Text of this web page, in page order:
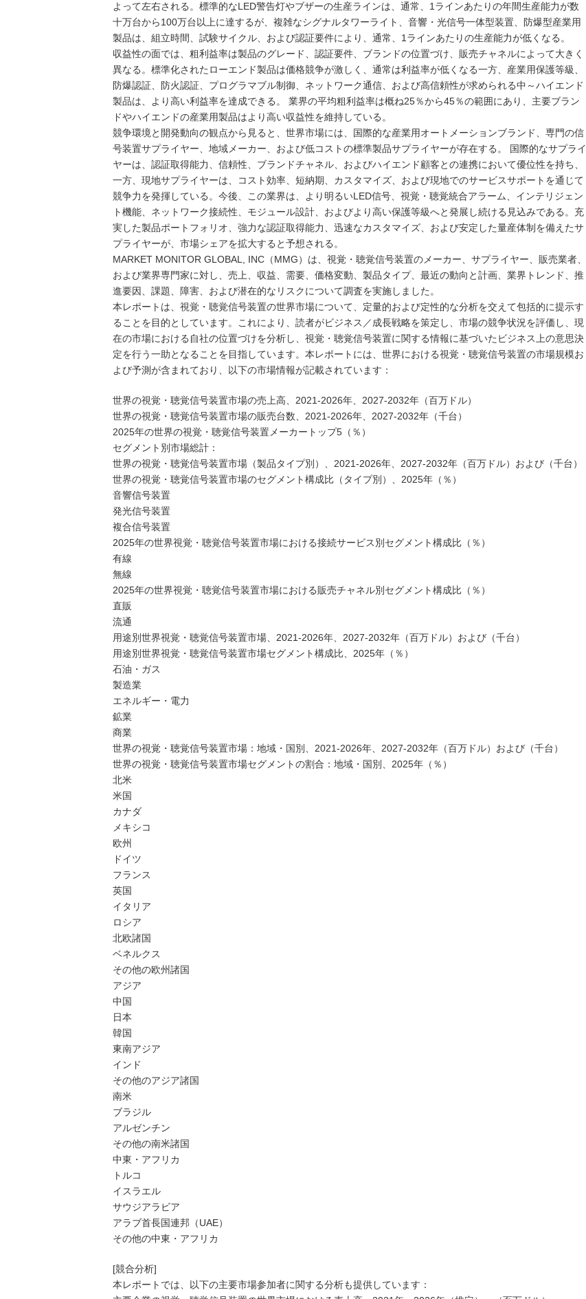
よって左右される。標準的なLED警告灯やブザーの生産ラインは、通常、1ラインあたりの年間生産能力が数
十万台から100万台以上に達するが、複雑なシグナルタワーライト、音響・光信号一体型装置、防爆型産業用
製品は、組立時間、試験サイクル、および認証要件により、通常、1ラインあたりの生産能力が低くなる。
収益性の面では、粗利益率は製品のグレード、認証要件、ブランドの位置づけ、販売チャネルによって大きく
異なる。標準化されたローエンド製品は価格競争が激しく、通常は利益率が低くなる一方、産業用保護等級、
防爆認証、防火認証、プログラマブル制御、ネットワーク通信、および高信頼性が求められる中～ハイエンド
製品は、より高い利益率を達成できる。 業界の平均粗利益率は概ね25％から45％の範囲にあり、主要ブラン
ドやハイエンドの産業用製品はより高い収益性を維持している。
競争環境と開発動向の観点から見ると、世界市場には、国際的な産業用オートメーションブランド、専門の信
号装置サプライヤー、地域メーカー、および低コストの標準製品サプライヤーが存在する。 国際的なサプライ
ヤーは、認証取得能力、信頼性、ブランドチャネル、およびハイエンド顧客との連携において優位性を持ち、
一方、現地サプライヤーは、コスト効率、短納期、カスタマイズ、および現地でのサービスサポートを通じて
競争力を発揮している。今後、この業界は、より明るいLED信号、視覚・聴覚統合アラーム、インテリジェン
ト機能、ネットワーク接続性、モジュール設計、およびより高い保護等級へと発展し続ける見込みである。充
実した製品ポートフォリオ、強力な認証取得能力、迅速なカスタマイズ、および安定した量産体制を備えたサ
プライヤーが、市場シェアを拡大すると予想される。
MARKET MONITOR GLOBAL, INC（MMG）は、視覚・聴覚信号装置のメーカー、サプライヤー、販売業者、
および業界専門家に対し、売上、収益、需要、価格変動、製品タイプ、最近の動向と計画、業界トレンド、推
進要因、課題、障害、および潜在的なリスクについて調査を実施しました。
本レポートは、視覚・聴覚信号装置の世界市場について、定量的および定性的な分析を交えて包括的に提示す
ることを目的としています。これにより、読者がビジネス／成長戦略を策定し、市場の競争状況を評価し、現
在の市場における自社の位置づけを分析し、視覚・聴覚信号装置に関する情報に基づいたビジネス上の意思決
定を行う一助となることを目指しています。本レポートには、世界における視覚・聴覚信号装置の市場規模お
よび予測が含まれており、以下の市場情報が記載されています：
世界の視覚・聴覚信号装置市場の売上高、2021-2026年、2027-2032年（百万ドル）
世界の視覚・聴覚信号装置市場の販売台数、2021-2026年、2027-2032年（千台）
2025年の世界の視覚・聴覚信号装置メーカートップ5（％）
セグメント別市場総計：
世界の視覚・聴覚信号装置市場（製品タイプ別）、2021-2026年、2027-2032年（百万ドル）および（千台）
世界の視覚・聴覚信号装置市場のセグメント構成比（タイプ別）、2025年（％）
音響信号装置
発光信号装置
複合信号装置
2025年の世界視覚・聴覚信号装置市場における接続サービス別セグメント構成比（％）
有線
無線
2025年の世界視覚・聴覚信号装置市場における販売チャネル別セグメント構成比（％）
直販
流通
用途別世界視覚・聴覚信号装置市場、2021-2026年、2027-2032年（百万ドル）および（千台）
用途別世界視覚・聴覚信号装置市場セグメント構成比、2025年（％）
石油・ガス
製造業
エネルギー・電力
鉱業
商業
世界の視覚・聴覚信号装置市場：地域・国別、2021-2026年、2027-2032年（百万ドル）および（千台）
世界の視覚・聴覚信号装置市場セグメントの割合：地域・国別、2025年（％）
北米
米国
カナダ
メキシコ
欧州
ドイツ
フランス
英国
イタリア
ロシア
北欧諸国
ベネルクス
その他の欧州諸国
アジア
中国
日本
韓国
東南アジア
インド
その他のアジア諸国
南米
ブラジル
アルゼンチン
その他の南米諸国
中東・アフリカ
トルコ
イスラエル
サウジアラビア
アラブ首長国連邦（UAE）
その他の中東・アフリカ
[競合分析]
本レポートでは、以下の主要市場参加者に関する分析も提供しています：